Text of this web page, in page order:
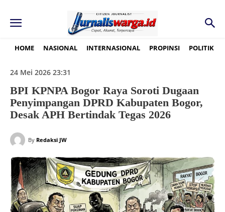
HOME NASIONAL INTERNASIONAL PROPINSI POLITIK
24 Mei 2026 23:31
BPI KPNPA Bogor Raya Soroti Dugaan
Penyimpangan DPRD Kabupaten Bogor,
Desak APH Bertindak Tegas 2026
By Redaksi JW